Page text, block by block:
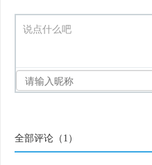
说点什么吧
全部评论（ 1 ）